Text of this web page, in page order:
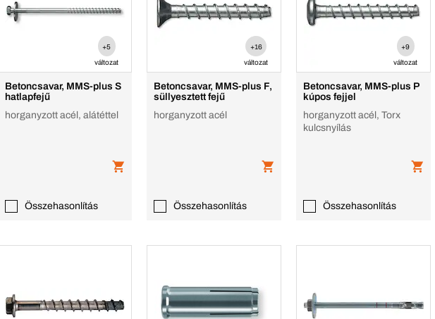
+5
változat
Betoncsavar, MMS-plus S
hatlapfejű
horganyzott acél, alátéttel
Összehasonlítás
+16
változat
Betoncsavar, MMS-plus F,
süllyesztett fejű
horganyzott acél
Összehasonlítás
+9
változat
Betoncsavar, MMS-plus P
kúpos fejjel
horganyzott acél, Torx
kulcsnyílás
Összehasonlítás